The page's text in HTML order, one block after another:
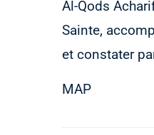
Al-Qods
Sainte,
et constater
MAP